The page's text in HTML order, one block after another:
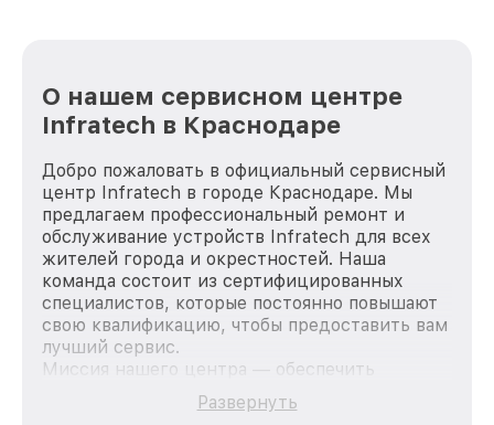
О нашем сервисном центре
Infratech в Краснодаре
Добро пожаловать в официальный сервисный
центр Infratech в городе Краснодаре. Мы
предлагаем профессиональный ремонт и
обслуживание устройств Infratech для всех
жителей города и окрестностей. Наша
команда состоит из сертифицированных
специалистов, которые постоянно повышают
свою квалификацию, чтобы предоставить вам
лучший сервис.
Миссия нашего центра — обеспечить
качественный и доступный ремонт для
каждого пользователя продукции Infratech,
Развернуть